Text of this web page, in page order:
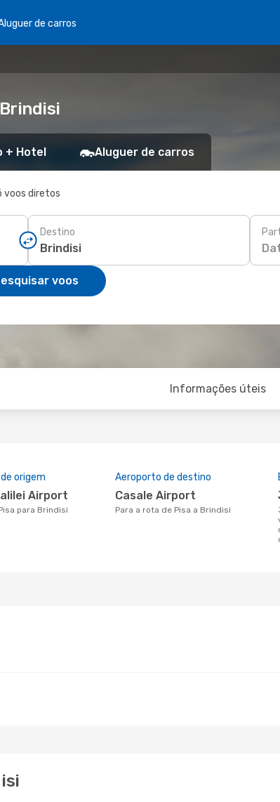
de carros
+ Hotel Aluguer de carros
voos diretos
Destino
voos
Informações úteis
origem
Airport
para Brindisi
Aeroporto de destino
Casale Airport
Para a rota de Pisa a Brindisi
junho é